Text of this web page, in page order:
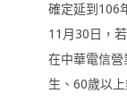
確定延到106
11月30日，
在中華電信
生、60歲以